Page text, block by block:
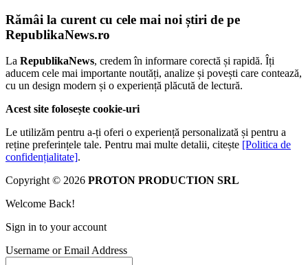
Rămâi la curent cu cele mai noi știri de pe
RepublikaNews.ro
La RepublikaNews, credem în informare corectă și rapidă. Îți
aducem cele mai importante noutăți, analize și povești care contează,
cu un design modern și o experiență plăcută de lectură.
Acest site folosește cookie-uri
Le utilizăm pentru a-ți oferi o experiență personalizată și pentru a
reține preferințele tale. Pentru mai multe detalii, citește [Politica de
confidențialitate].
Copyright © 2026 PROTON PRODUCTION SRL
Welcome Back!
Sign in to your account
Username or Email Address